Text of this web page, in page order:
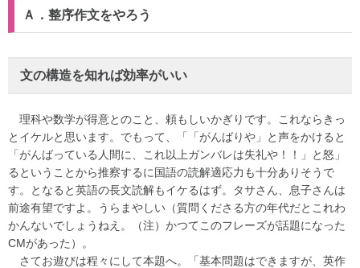
Ａ．整序作文をやろう
文の構造を知れば効率がいい
理科や数学が得意とのこと、頼もしいかぎりです。これならきっ
とイケルと思います。でもって、「「がんばりや」と声をかけると
「がんばっている人間に、これ以上ガンバレは失礼や！！」と怒」
るということから推察するに国語の読解適応力も十分ありそうで
す。となると英語の長文読解もイケるはず。タサさん、息子さんは
前途有望ですよ。うらまやしい（質問くださる方の年代だとこれわ
かんないでしょうねえ。（注）かつてこのフレーズが話題になった
CMがあった）。
さてお遊びは程々にして本題へ。「基本問題はできますが、英作